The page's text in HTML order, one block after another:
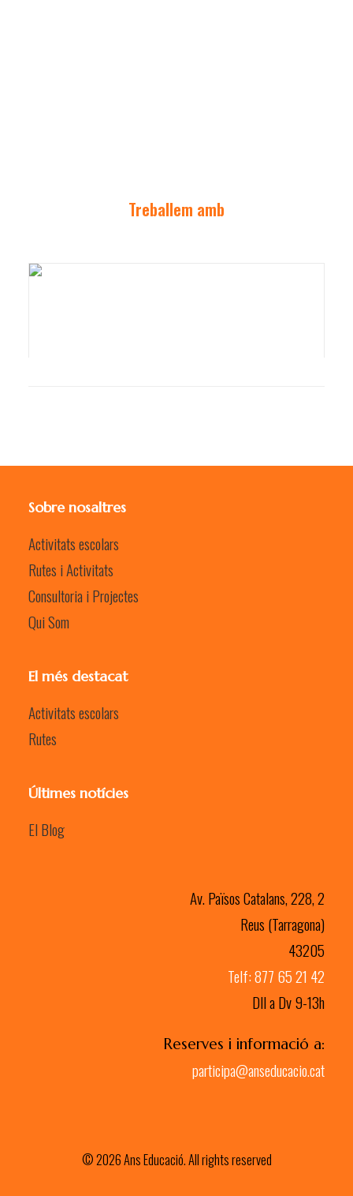
Treballem amb
Sobre nosaltres
Activitats escolars
Rutes i Activitats
Consultoria i Projectes
Qui Som
El més destacat
Activitats escolars
Rutes
Últimes notícies
El Blog
Av. Països Catalans, 228, 2
Reus (Tarragona)
43205
Telf: 877 65 21 42
Dll a Dv 9-13h
Reserves i informació a:
participa@anseducacio.cat
© 2026 Ans Educació. All rights reserved